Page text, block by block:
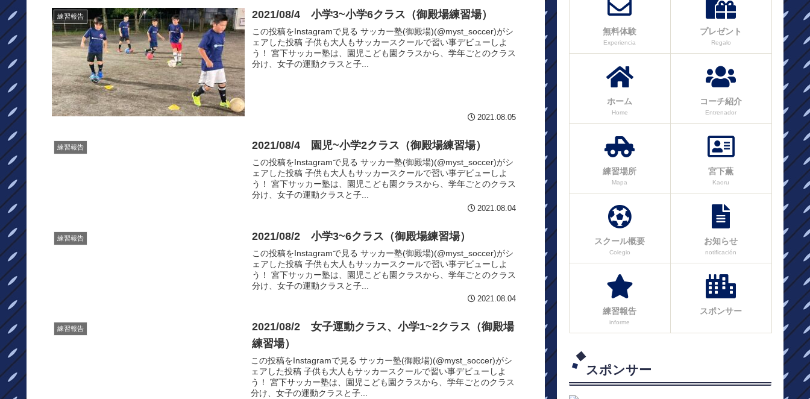
練習報告 2021/08/4 小学3~小学6クラス（御殿場練習場）
この投稿をInstagramで見る サッカー塾(御殿場)(@myst_soccer)がシ
ェアした投稿 子供も大人もサッカースクールで習い事デビューしよ
う！ 宮下サッカー塾は、園児こども園クラスから、学年ごとのクラス
分け、女子の運動クラスと子...
2021.08.05
練習報告 2021/08/4 園児~小学2クラス（御殿場練習場）
この投稿をInstagramで見る サッカー塾(御殿場)(@myst_soccer)がシ
ェアした投稿 子供も大人もサッカースクールで習い事デビューしよ
う！ 宮下サッカー塾は、園児こども園クラスから、学年ごとのクラス
分け、女子の運動クラスと子...
2021.08.04
練習報告 2021/08/2 小学3~6クラス（御殿場練習場）
この投稿をInstagramで見る サッカー塾(御殿場)(@myst_soccer)がシ
ェアした投稿 子供も大人もサッカースクールで習い事デビューしよ
う！ 宮下サッカー塾は、園児こども園クラスから、学年ごとのクラス
分け、女子の運動クラスと子...
2021.08.04
練習報告
2021/08/2 女子運動クラス、小学1~2クラス（御殿場
練習場）
この投稿をInstagramで見る サッカー塾(御殿場)(@myst_soccer)がシ
ェアした投稿 子供も大人もサッカースクールで習い事デビューしよ
う！ 宮下サッカー塾は、園児こども園クラスから、学年ごとのクラス
分け、女子の運動クラスと子...
無料体験
Experiencia
プレゼント
Regalo
ホーム
Home
コーチ紹介
Entrenador
練習場所
Mapa
宮下薫
Kaoru
スクール概要
Colegio
お知らせ
notificación
練習報告
informe
スポンサー
スポンサー